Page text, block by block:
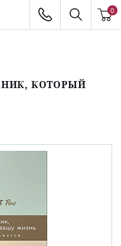
0
КОТОРЫЙ